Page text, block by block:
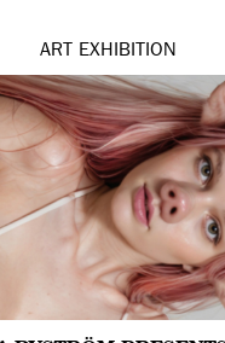
ART EXHIBITION